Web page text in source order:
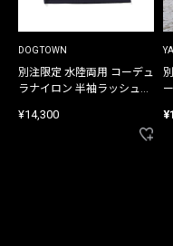
DOGTOWN
別注限定 水陸両用 コーデュ
ラナイロン 半袖ラッシュガ
¥14,300